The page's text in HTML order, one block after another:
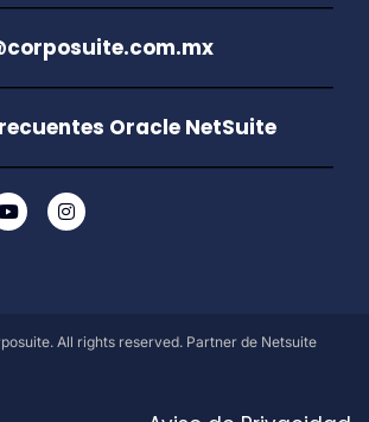
Oracle NetSuite
All rights reserved. Partner de Netsuite